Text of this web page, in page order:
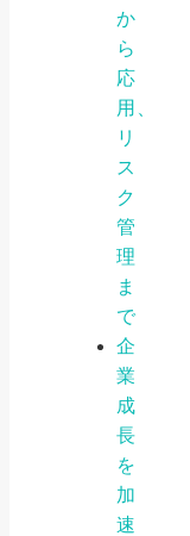
か
ら
応
用、
リ
ス
ク
管
理
ま
で
企
業
成
長
を
加
速